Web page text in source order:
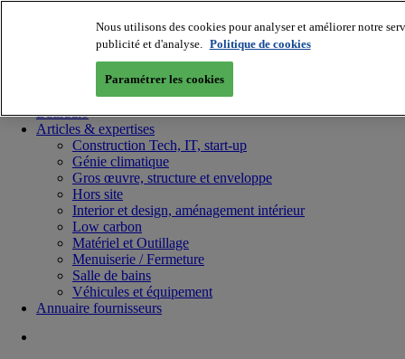
Batiradio
Articles & expertises
Construction Tech, IT, start-up
Génie climatique
Gros œuvre, structure et enveloppe
Hors site
Interior et design, aménagement intérieur
Low carbon
Matériel et Outillage
Menuiserie / Fermeture
Salle de bains
Véhicules et équipement
Annuaire fournisseurs
Nous utilisons des cookies pour analyser et améliorer notre
publicité et d'analyse. Politique de cookies
Paramétrer les cookies